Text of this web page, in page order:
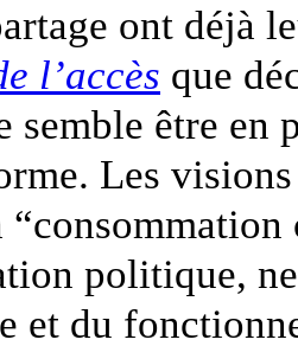
ont déjà
l’accès que
semble être en
Les
politique,
et du